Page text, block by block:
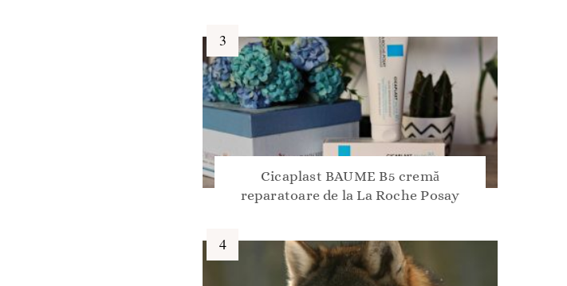
Cicaplast BAUME B5 cremă
reparatoare de la La Roche Posay